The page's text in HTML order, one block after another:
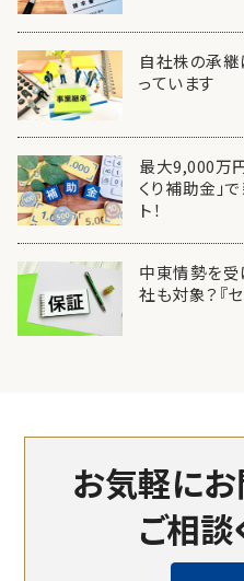
自社株の承継
っています
最大9,000万
くり補助金」
ト！
中東情勢を受
社も対象？『
お気軽にお
ご相談